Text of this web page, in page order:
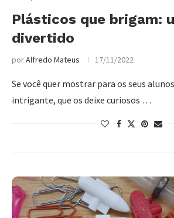
Plásticos que brigam:
divertido
porAlfredo Mateus 17/11/2022
Se você quer mostrar para os seus
intrigante, que os deixe curiosos …